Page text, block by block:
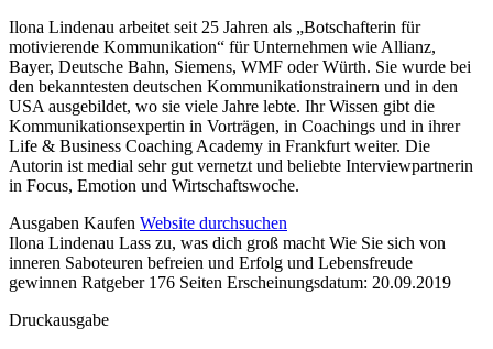
Ilona Lindenau arbeitet seit 25 Jahren als „Botschafterin für
motivierende Kommunikation“ für Unternehmen wie Allianz,
Bayer, Deutsche Bahn, Siemens, WMF oder Würth. Sie wurde bei
den bekanntesten deutschen Kommunikationstrainern und in den
USA ausgebildet, wo sie viele Jahre lebte. Ihr Wissen gibt die
Kommunikationsexpertin in Vorträgen, in Coachings und in ihrer
Life & Business Coaching Academy in Frankfurt weiter. Die
Autorin ist medial sehr gut vernetzt und beliebte Interviewpartnerin
in Focus, Emotion und Wirtschaftswoche.
Details
und
Inhalte
Ausgaben Kaufen Website durchsuchen
Ilona Lindenau Lass zu, was dich groß macht Wie Sie sich von
inneren Saboteuren befreien und Erfolg und Lebensfreude
gewinnen Ratgeber 176 Seiten Erscheinungsdatum: 20.09.2019
Druckausgabe